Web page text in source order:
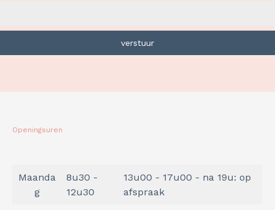
verstuur
Openingsuren
Maanda
g
8u30 -
12u30
13u00 - 17u00 - na 19u: op
afspraak